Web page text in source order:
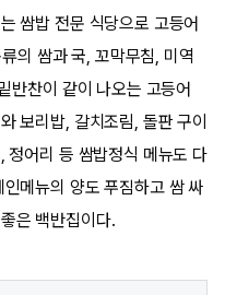
쌈밥 전문 식당으로 고등어
의 쌈과 국, 꼬막무침, 미역
반찬이 같이 나오는 고등어
보리밥, 갈치조림, 돌판 구이
정어리 등 쌈밥정식 메뉴도 다
메뉴의 양도 푸짐하고 쌈 싸
은 백반집이다.